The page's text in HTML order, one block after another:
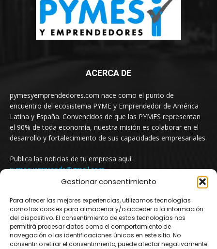
Gestionar consentimiento
Para ofrecer las mejores experiencias, utilizamos tecnologías
como las cookies para almacenar y/o acceder a la información
del dispositivo. El consentimiento de estas tecnologías nos
permitirá procesar datos como el comportamiento de
navegación o las identificaciones únicas en este sitio. No
consentir o retirar el consentimiento, puede afectar negativamente
ACERCA DE
pymesyemprendedores.com nace como el punto de
encuentro del ecosistema PYME y Emprendedor de América
Latina y España. Convencidos de que las PYMES representan
el 90% de toda economía, nuestra misión es colaborar en el
desarrollo y fortalecimiento de sus capacidades empresariales.
Publica las noticias de tu empresa aquí:
pymesyemprende@gmail.com
SÍGUENOS